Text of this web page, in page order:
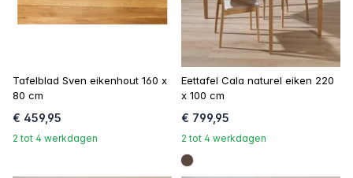
Tafelblad Sven eikenhout 160 x
80 cm
€ 459,95
2 tot 4 werkdagen
Eettafel Cala naturel eiken 220
x 100 cm
€ 799,95
2 tot 4 werkdagen
#594840